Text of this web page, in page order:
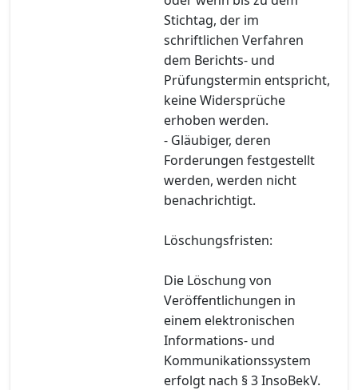
Stichtag, der im
schriftlichen Verfahren
dem Berichts- und
Prüfungstermin entspricht,
keine Widersprüche
erhoben werden.
- Gläubiger, deren
Forderungen festgestellt
werden, werden nicht
benachrichtigt.
Löschungsfristen:
Die Löschung von
Veröffentlichungen in
einem elektronischen
Informations- und
Kommunikationssystem
erfolgt nach § 3 InsoBekV.